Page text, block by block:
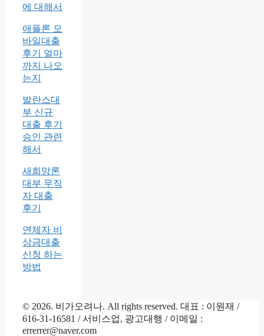
에 대해서
애플론 모
바일대출
후기 얼마
까지 나오
는지
발란스대
부 신규
대출 후기
승인 관련
해서
새희망론
대부 무직
자 대출
후기
연체자 비
상금대출
신청 하는
방법
© 2026. 비가오려나. All rights reserved. 대표 : 이원재 /
616-31-16581 / 서비스업, 광고대행 / 이메일 :
errerrer@naver.com